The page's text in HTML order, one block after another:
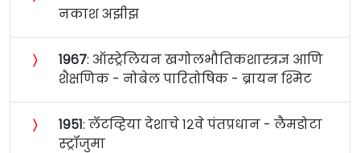
नकाश अझीझ
〉 १९६७: ऑस्ट्रेलियन खगोलभौतिकशास्त्रज्ञ आणि
शैक्षणिक - नोबेल पारितोषिक - ब्रायन श्मिट
〉 १९५१: लॅटव्हिया देशाचे १२वे पंतप्रधान - लैमडोटा
स्ट्रॉजुमा